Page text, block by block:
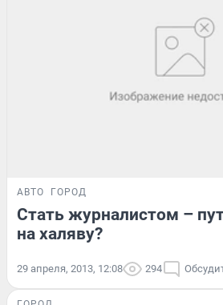
АВТО ГОРОД
Стать журналистом –
на халяву?
29 апреля, 2013, 12:08 294